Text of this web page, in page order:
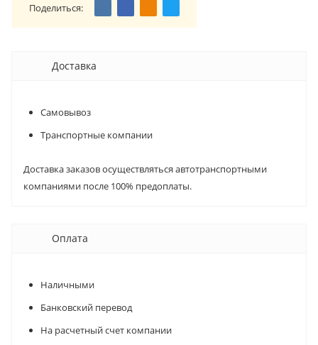
Поделиться:
Доставка
Самовывоз
Транспортные компании
Доставка заказов осуществляться автотранспортными
компаниями после 100% предоплаты.
Оплата
Наличными
Банковский перевод
На расчетный счет компании